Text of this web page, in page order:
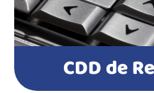
CDD de